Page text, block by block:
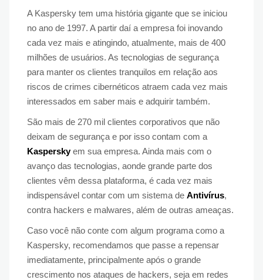
A Kaspersky tem uma história gigante que se iniciou
no ano de 1997. A partir daí a empresa foi inovando
cada vez mais e atingindo, atualmente, mais de 400
milhões de usuários. As tecnologias de segurança
para manter os clientes tranquilos em relação aos
riscos de crimes cibernéticos atraem cada vez mais
interessados em saber mais e adquirir também.
São mais de 270 mil clientes corporativos que não
deixam de segurança e por isso contam com a
Kasperskyem sua empresa. Ainda mais com o
avanço das tecnologias, aonde grande parte dos
clientes vêm dessa plataforma, é cada vez mais
indispensável contar com um sistema de Antivírus,
contra hackers e malwares, além de outras ameaças.
Caso você não conte com algum programa como a
Kaspersky, recomendamos que passe a repensar
imediatamente, principalmente após o grande
crescimento nos ataques de hackers, seja em redes